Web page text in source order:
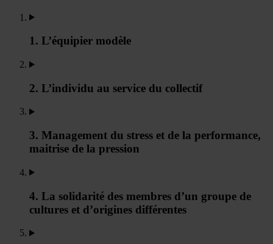
1. L’équipier modèle
2. L’individu au service du collectif
3. Management du stress et de la performance,
maitrise de la pression
4. La solidarité des membres d’un groupe de
cultures et d’origines différentes